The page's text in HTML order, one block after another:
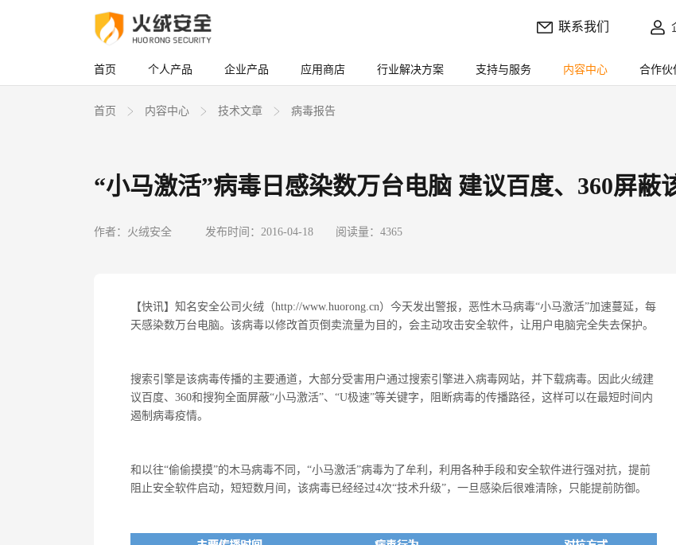
联系我们
首页 个人产品 企业产品 应用商店 行业解决方案 支持与服务 内容中心 合作伙
首页 内容中心 技术文章 病毒报告
“小马激活”病毒日感染数万台电脑 建议百度、360屏蔽
作者：火绒安全 发布时间：2016-04-18 阅读量：4365
【快讯】知名安全公司火绒（http://www.huorong.cn）今天发出警报，恶性木马病毒“小马激活”加速蔓延，每
天感染数万台电脑。该病毒以修改首页倒卖流量为目的，会主动攻击安全软件，让用户电脑完全失去保护。
搜索引擎是该病毒传播的主要通道，大部分受害用户通过搜索引擎进入病毒网站，并下载病毒。因此火绒建
议百度、360和搜狗全面屏蔽“小马激活”、“U极速”等关键字，阻断病毒的传播路径，这样可以在最短时间内
遏制病毒疫情。
和以往“偷偷摸摸”的木马病毒不同，“小马激活”病毒为了牟利，利用各种手段和安全软件进行强对抗，提前
阻止安全软件启动，短短数月间，该病毒已经经过4次“技术升级”，一旦感染后很难清除，只能提前防御。